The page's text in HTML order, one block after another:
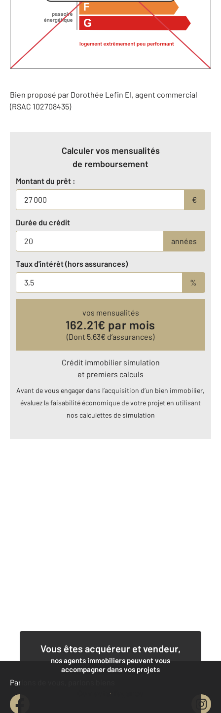
Bien proposé par Dorothée Lefin EI, agent commercial
(RSAC 102708435)
Calculer vos mensualités
de remboursement
Montant du prêt :
€
Durée du crédit
années
Taux d'intérêt (hors assurances)
%
vos mensualités
162.21€ par mois
(Dont 5.63€ d’assurances)
Crédit immobilier simulation
et premiers calculs
Avant de vous engager dans l’acquisition d’un bien immobilier,
évaluez la faisabilité économique de votre projet en utilisant
nos calculettes de simulation
Vous êtes acquéreur et vendeur,
nos agents immobiliers peuvent vous
accompagner dans vos projets
Contacter l'agence
Parlons de vous, parlons biens